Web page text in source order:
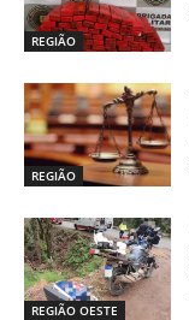
REGIÃO
REGIÃO
REGIÃO OESTE